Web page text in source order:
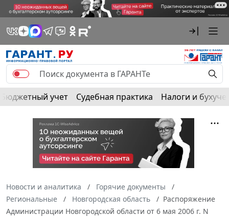
Бюджетный учет Судебная практика Налоги и
Новости и аналитика
Горячие документы
Региональные
Новгородская область
Распоряжение
Администрации Новгородской области от 6 мая 2006 г. N